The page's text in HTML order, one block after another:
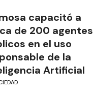
capacitó a
de 200 agentes
en el uso
de la
Artificial